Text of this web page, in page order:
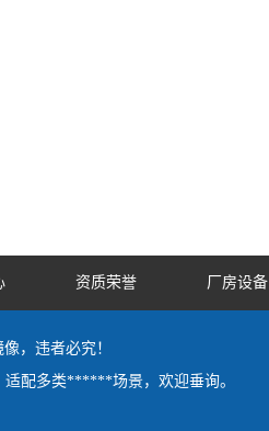
资质荣誉 厂房设备
，违者必究！
配多类******场景，欢迎垂询。